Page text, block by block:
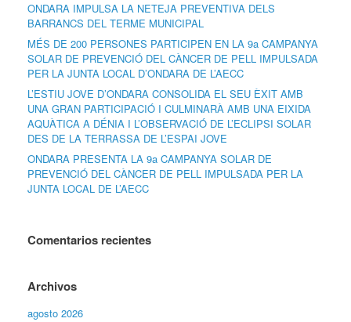
ONDARA IMPULSA LA NETEJA PREVENTIVA DELS
BARRANCS DEL TERME MUNICIPAL
MÉS DE 200 PERSONES PARTICIPEN EN LA 9a CAMPANYA
SOLAR DE PREVENCIÓ DEL CÀNCER DE PELL IMPULSADA
PER LA JUNTA LOCAL D’ONDARA DE L’AECC
L’ESTIU JOVE D’ONDARA CONSOLIDA EL SEU ÈXIT AMB
UNA GRAN PARTICIPACIÓ I CULMINARÀ AMB UNA EIXIDA
AQUÀTICA A DÉNIA I L’OBSERVACIÓ DE L’ECLIPSI SOLAR
DES DE LA TERRASSA DE L’ESPAI JOVE
ONDARA PRESENTA LA 9a CAMPANYA SOLAR DE
PREVENCIÓ DEL CÀNCER DE PELL IMPULSADA PER LA
JUNTA LOCAL DE L’AECC
Comentarios recientes
Archivos
agosto 2026